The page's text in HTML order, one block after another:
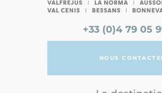
+33 (0)4 79 05
NOUS